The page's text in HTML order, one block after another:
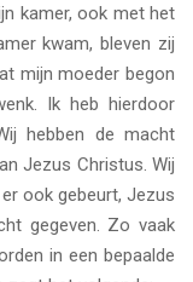
kamer, ook met het
kwam, bleven zij
mijn moeder begon
Ik heb hierdoor
hebben de macht
Jezus Christus. Wij
ook gebeurt, Jezus
gegeven. Zo vaak
in een bepaalde